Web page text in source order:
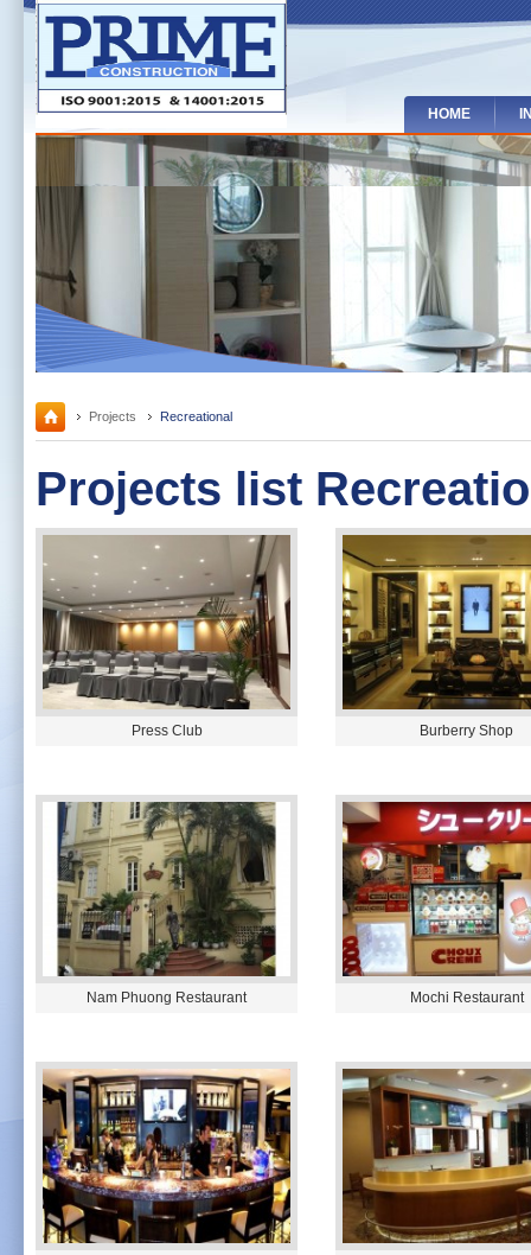
HOME
Projects Recreational
Projects list
Press Club Burberry Shop
Nam Phuong Restaurant Mochi Restaurant